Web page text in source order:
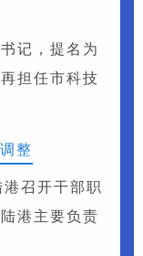
记，提名为
担任市科技
整
召开干部职
港主要负责